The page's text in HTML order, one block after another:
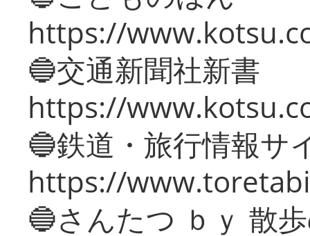
https://
🔵交通新聞社新書
https://
🔵鉄道・旅行情報サ
https://
🔵さんたつ ｂｙ 散